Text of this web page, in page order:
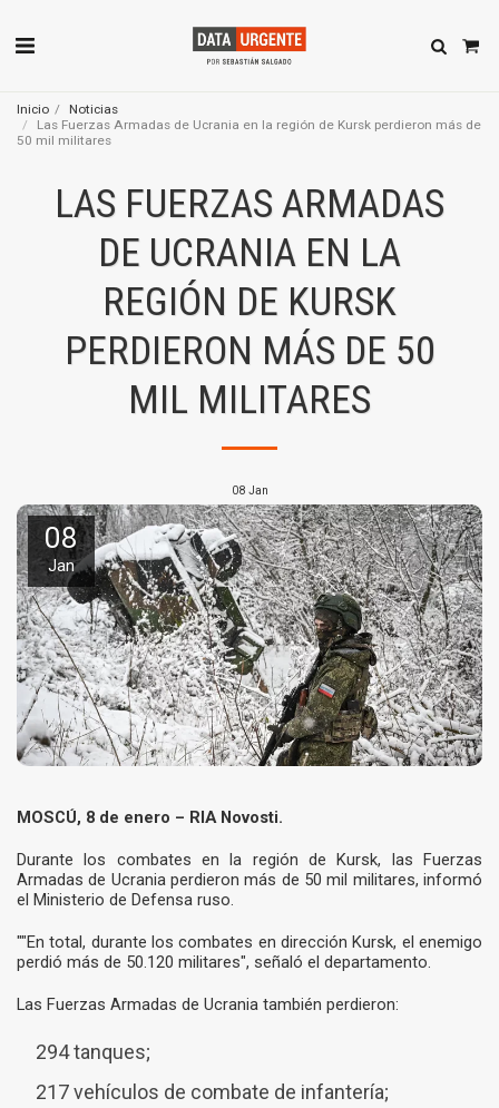
Inicio
Noticias
Las Fuerzas Armadas de Ucrania en la región de Kursk perdieron más de
50 mil militares
LAS FUERZAS ARMADAS
DE UCRANIA EN LA
REGIÓN DE KURSK
PERDIERON MÁS DE 50
MIL MILITARES
08 Jan
08
Jan
MOSCÚ, 8 de enero – RIA Novosti.
Durante los combates en la región de Kursk, las Fuerzas
Armadas de Ucrania perdieron más de 50 mil militares, informó
el Ministerio de Defensa ruso.
""En total, durante los combates en dirección Kursk, el enemigo
perdió más de 50.120 militares", señaló el departamento.
Las Fuerzas Armadas de Ucrania también perdieron:
294 tanques;
217 vehículos de combate de infantería;